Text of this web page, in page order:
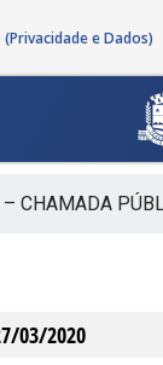
(Privacidade e Dados)
CHAMADA
03/2020